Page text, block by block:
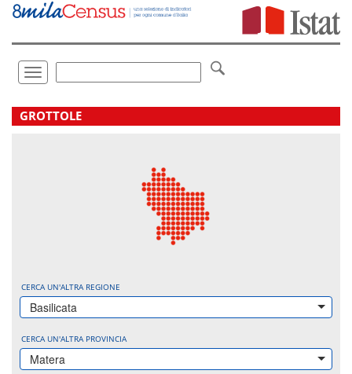
Vai
direttamente
Toggle
navigation
.
GROTTOLE
CERCA UN'ALTRA REGIONE
Basilicata
CERCA UN'ALTRA PROVINCIA
Matera